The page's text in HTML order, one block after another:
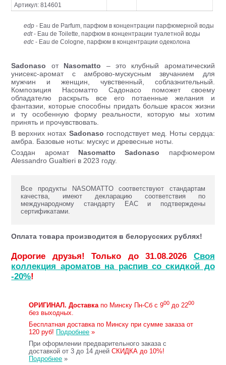
Артикул: 814601
edp - Eau de Parfum, парфюм в концентрации парфюмерной воды
edt- Eau de Toilette, парфюм в концентрации туалетной воды
edc - Eau de Cologne, парфюм в концентрации одеколона
Sadonaso от Nasomatto – это клубный ароматический
унисекс-аромат с амброво-мускусным звучанием для
мужчин и женщин, чувственный, соблазнительный.
Композиция Насоматто Садонасо поможет своему
обладателю раскрыть все его потаенные желания и
фантазии, которые способны придать больше красок жизни
и ту особенную форму реальности, которую мы хотим
принять и прочувствовать.
В верхних нотах Sadonaso господствует мед. Ноты сердца:
амбра. Базовые ноты: мускус и древесные ноты.
Создан аромат Nasomatto Sadonaso парфюмером
Alessandro Gualtieri в 2023 году.
Все продукты NASOMATTO соответствуют стандартам
качества, имеют декларацию соответствия по
международному стандарту ЕАС и подтверждены
сертификатами.
Оплата товара производится в белорусских рублях!
Дорогие друзья! Только до 31.08.2026 Своя
коллекция ароматов на распив со скидкой до
-20%!
ОРИГИНАЛ. Доставкапо Минску Пн-Сб с 900 до 2200
без выходных.
Бесплатная доставка по Минску при сумме заказа от
120 руб! Подробнее »
При оформлении предварительного заказа с
доставкой от 3 до 14 днейСКИДКА до 10%!
Подробнее »